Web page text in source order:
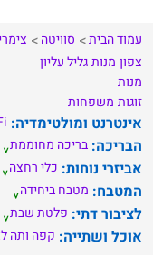
עמוד הבית סוויטה
צפון מנותגליל עליון
מנות
זוגות משפחות
אינטרנט ומולטימדיה:
הבריכה: בריכה מחוממת
אביזרי נוחות: כלי רחצה
המטבח: מטבח ביחידה
לציבור דתי: פלטת שבת
אוכל ושתייה: קפה ותה